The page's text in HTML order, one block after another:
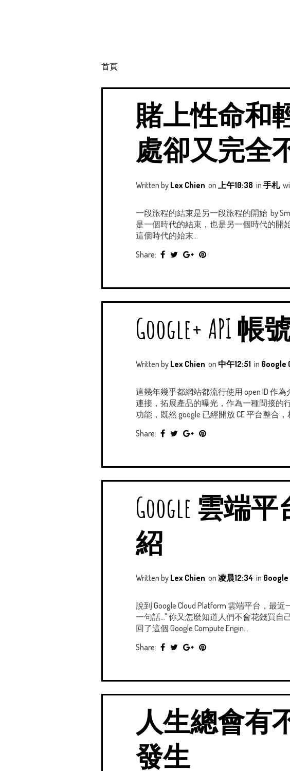
首頁
賭上性命和
處卻又完全
Written by Lex Chien on 上午10:38 in 手札
一段旅程的結束是另一段旅程的開始 by
是一個時代的結束，也是另一個時代的開
這個時代的始末...
Share:
Google+ API
Written by Lex Chien on 中午12:51 in Google
這幾年幾乎都網站都流行使用 open ID 作
連接，拓展產品的曝光，作為一種間接的
功能，既然 google 已經開放 CE 平台整合
Share:
Google 雲端平
紹
Written by Lex Chien on 凌晨12:34 in Google
說到 Google Cloud Platform 雲端平台，最
一句話..." 你又怎麼知道人們不會花錢買自
回了這個 Google Compute Engin...
Share:
人生總會有
發生